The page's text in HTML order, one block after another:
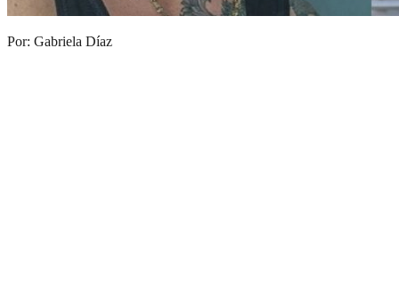
Por: Gabriela Díaz